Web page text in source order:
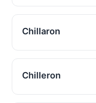
Chillaron
Chilleron